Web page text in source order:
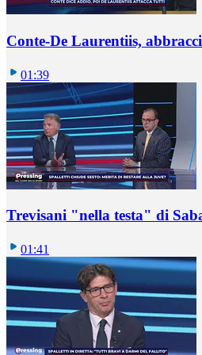
Conte-De Laurentiis,
01:39
Trevisani "nella testa" di
01:41